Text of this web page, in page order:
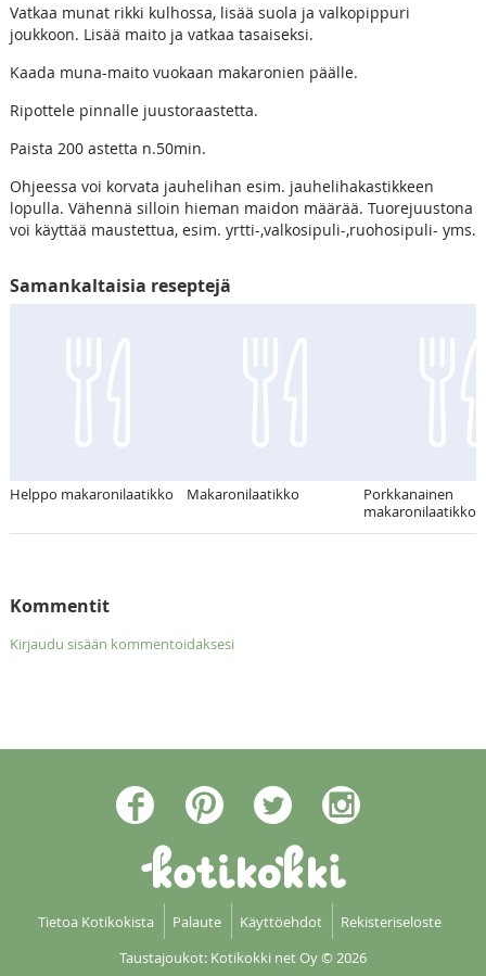
Vatkaa munat rikki kulhossa, lisää suola ja valkopippuri
joukkoon. Lisää maito ja vatkaa tasaiseksi.
Kaada muna-maito vuokaan makaronien päälle.
Ripottele pinnalle juustoraastetta.
Paista 200 astetta n.50min.
Ohjeessa voi korvata jauhelihan esim. jauhelihakastikkeen
lopulla. Vähennä silloin hieman maidon määrää. Tuorejuustona
voi käyttää maustettua, esim. yrtti-,valkosipuli-,ruohosipuli- yms.
Samankaltaisia reseptejä
Helppo makaronilaatikko Makaronilaatikko
Porkkanainen
makaronilaatikko
Kommentit
Kirjaudu sisään kommentoidaksesi
Tietoa Kotikokista Palaute Käyttöehdot
Rekisteriseloste
Taustajoukot: Kotikokki net Oy© 2026